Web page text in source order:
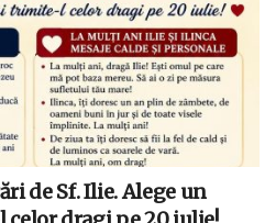
de Sf. Ilie. Alege un